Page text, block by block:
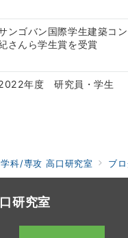
ンゴバン国際学生建築コ
さんら学生賞を受賞
年度 研究員・学生
科/専攻 高口研究室 ブ
研究室